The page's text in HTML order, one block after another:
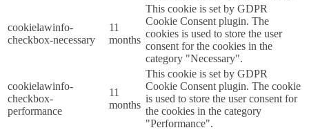
cookielawinfo-
checkbox-necessary
11
months
This cookie is set by GDPR
Cookie Consent plugin. The
cookies is used to store the user
consent for the cookies in the
category "Necessary".
cookielawinfo-
checkbox-
performance
11
months
This cookie is set by GDPR
Cookie Consent plugin. The cookie
is used to store the user consent for
the cookies in the category
"Performance".